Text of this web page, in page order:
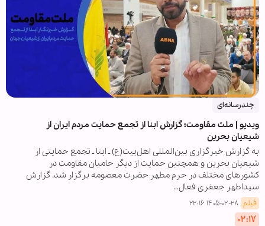
چندرسانه‌ای
ویدیو | ملت مقاومت؛ گزارش ابنا از تجمع حمایت مردم ایران از
شیعیان بحرین
به گزارش خبرگزاری بین‌المللی اهل‌بیت(ع) ـ ابنا ـ تجمع حمایتی از
شیعیان بحرین و همچنین حمایت از دیگر حامیان مقاومت در
کشورهای مختلف در حرم مطهر حضرت معصومه برگزار شد. گزارش
سیداطهر جعفری فعال…
فیلم ۱۴۰۵-۰۲-۲۸ ۲۲:۱۶
۰۲:۱۷